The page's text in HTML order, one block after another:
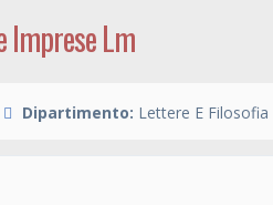
Imprese Lm
Dipartimento: Lettere E Filosofia